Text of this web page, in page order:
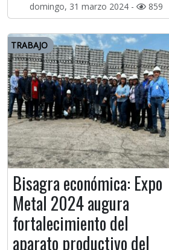
domingo, 31 marzo 2024 - 859
TRABAJO
Bisagra económica: Expo
Metal 2024 augura
fortalecimiento del
aparato productivo del